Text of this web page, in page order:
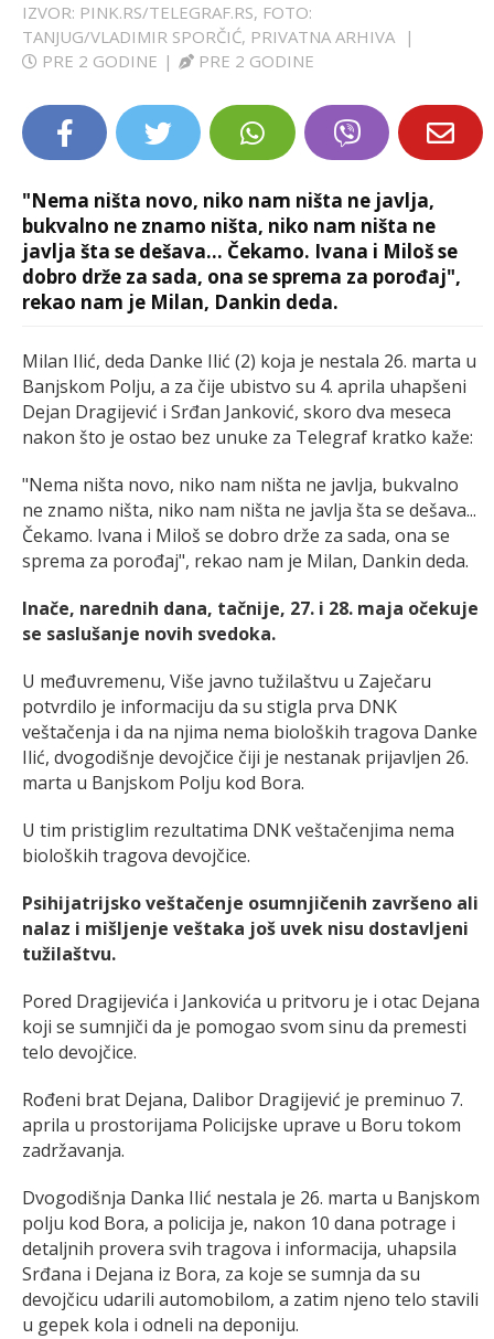
IZVOR: PINK.RS/TELEGRAF.RS, FOTO:
TANJUG/VLADIMIR SPORČIĆ, PRIVATNA ARHIVA
|
PRE 2 GODINE | PRE 2 GODINE
"Nema ništa novo, niko nam ništa ne javlja,
bukvalno ne znamo ništa, niko nam ništa ne
javlja šta se dešava... Čekamo. Ivana i Miloš se
dobro drže za sada, ona se sprema za porođaj",
rekao nam je Milan, Dankin deda.
Milan Ilić, deda Danke Ilić (2) koja je nestala 26. marta u
Banjskom Polju, a za čije ubistvo su 4. aprila uhapšeni
Dejan Dragijević i Srđan Janković, skoro dva meseca
nakon što je ostao bez unuke za Telegraf kratko kaže:
"Nema ništa novo, niko nam ništa ne javlja, bukvalno
ne znamo ništa, niko nam ništa ne javlja šta se dešava...
Čekamo. Ivana i Miloš se dobro drže za sada, ona se
sprema za porođaj", rekao nam je Milan, Dankin deda.
Inače, narednih dana, tačnije, 27. i 28. maja očekuje
se saslušanje novih svedoka.
U međuvremenu, Više javno tužilaštvu u Zaječaru
potvrdilo je informaciju da su stigla prva DNK
veštačenja i da na njima nema bioloških tragova Danke
Ilić, dvogodišnje devojčice čiji je nestanak prijavljen 26.
marta u Banjskom Polju kod Bora.
U tim pristiglim rezultatima DNK veštačenjima nema
bioloških tragova devojčice.
Psihijatrijsko veštačenje osumnjičenih završeno ali
nalaz i mišljenje veštaka još uvek nisu dostavljeni
tužilaštvu.
Pored Dragijevića i Jankovića u pritvoru je i otac Dejana
koji se sumnjiči da je pomogao svom sinu da premesti
telo devojčice.
Rođeni brat Dejana, Dalibor Dragijević je preminuo 7.
aprila u prostorijama Policijske uprave u Boru tokom
zadržavanja.
Dvogodišnja Danka Ilić nestala je 26. marta u Banjskom
polju kod Bora, a policija je, nakon 10 dana potrage i
detaljnih provera svih tragova i informacija, uhapsila
Srđana i Dejana iz Bora, za koje se sumnja da su
devojčicu udarili automobilom, a zatim njeno telo stavili
u gepek kola i odneli na deponiju.